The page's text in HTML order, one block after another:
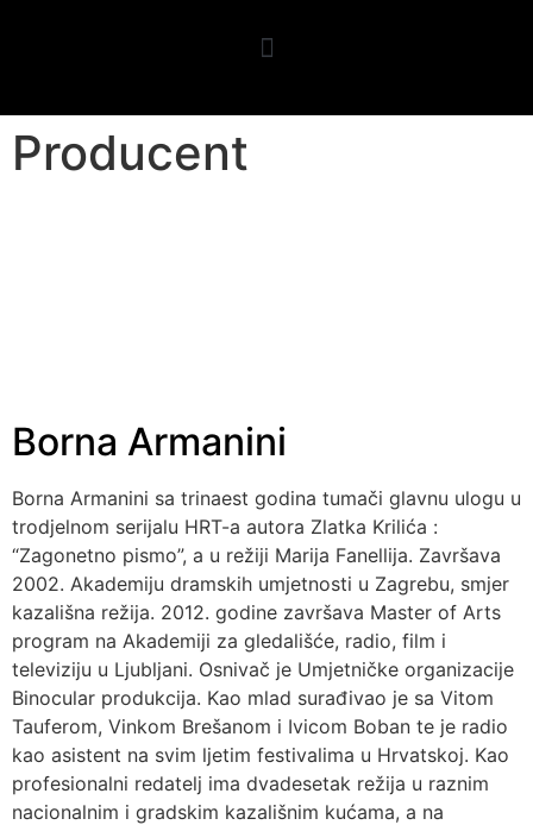
Producent
Borna Armanini
Borna Armanini sa trinaest godina tumači glavnu ulogu u
trodjelnom serijalu HRT-a autora Zlatka Krilića :
“Zagonetno pismo”, a u režiji Marija Fanellija. Završava
2002. Akademiju dramskih umjetnosti u Zagrebu, smjer
kazališna režija. 2012. godine završava Master of Arts
program na Akademiji za gledališće, radio, film i
televiziju u Ljubljani. Osnivač je Umjetničke organizacije
Binocular produkcija. Kao mlad surađivao je sa Vitom
Tauferom, Vinkom Brešanom i Ivicom Boban te je radio
kao asistent na svim ljetim festivalima u Hrvatskoj. Kao
profesionalni redatelj ima dvadesetak režija u raznim
nacionalnim i gradskim kazališnim kućama, a na